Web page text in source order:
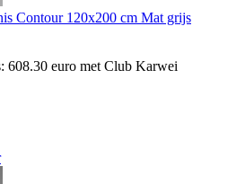
Contour 120x200 cm Mat grijs
608.30 euro met Club Karwei